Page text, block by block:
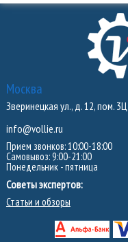
Москва
Зверинецкая ул., д. 12, пом. 3Ц
info@vollie.ru
Прием звонков: 10:00-18:00
Самовывоз: 9:00-21:00
Понедельник - пятница
Советы экспертов:
Статьи и обзоры